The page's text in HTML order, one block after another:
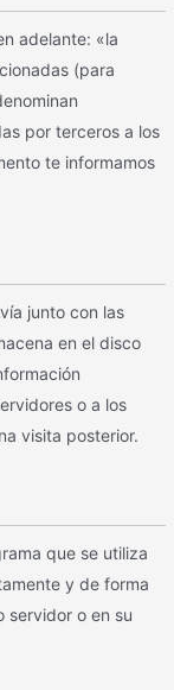
adelante: «la
(para
por terceros a los
te informamos
junto con las
en el disco
o a los
visita posterior.
que se utiliza
y de forma
servidor o en su